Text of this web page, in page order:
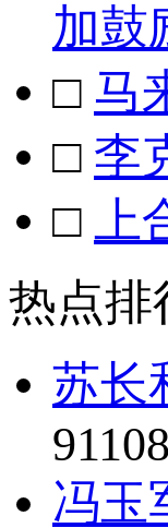
加鼓
□ 马
□ 李
□
热点排
苏长
91108
冯玉